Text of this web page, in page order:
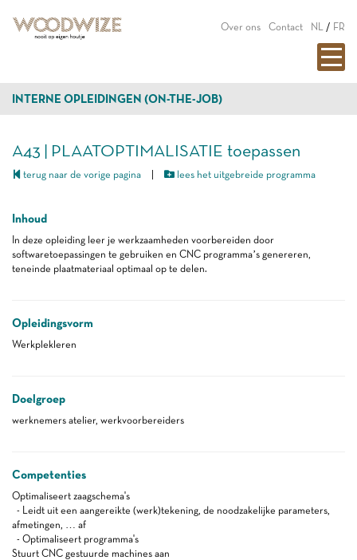
Over ons Contact NL / FR
INTERNE OPLEIDINGEN (ON-THE-JOB)
A43 | PLAATOPTIMALISATIE toepassen
terug naar de vorige pagina lees het uitgebreide programma
Inhoud
In deze opleiding leer je werkzaamheden voorbereiden door
softwaretoepassingen te gebruiken en CNC programma’s genereren,
teneinde plaatmateriaal optimaal op te delen.
Opleidingsvorm
Werkplekleren
Doelgroep
werknemers atelier, werkvoorbereiders
Competenties
Optimaliseert zaagschema's
- Leidt uit een aangereikte (werk)tekening, de noodzakelijke parameters,
afmetingen, … af
- Optimaliseert programma's
Stuurt CNC gestuurde machines aan